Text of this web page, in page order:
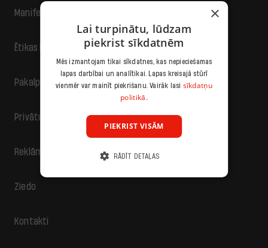
Manifests
Ētikas kodekss
Pakalpojumu sniegšanas noteikumi
Privātuma politika
Reklāma
Ziedo
Kontakti
×
Lai turpinātu, lūdzam
piekrist sīkdatnēm
Mēs izmantojam tikai sīkdatnes, kas nepieciešamas
lapas darbībai un analītikai. Lapas kreisajā stūrī
vienmēr var mainīt piekrišanu. Vairāk lasi sīkdatņu
politikā.
PIEKRIST VISĀM
RĀDĪT DETAĻAS